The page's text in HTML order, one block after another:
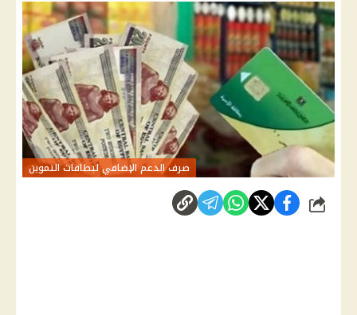
صرف الدعم الإضافي لبطاقات التموين
شارك